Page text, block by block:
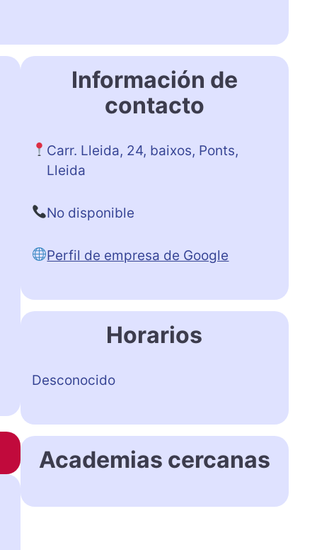
Información de
contacto
Carr. Lleida, 24, baixos, Ponts,
Lleida
No disponible
Perfil de empresa de Google
Horarios
Desconocido
Academias cercanas